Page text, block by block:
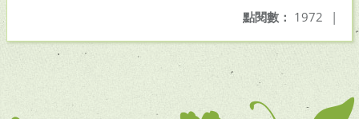
點閱數： 1972 |